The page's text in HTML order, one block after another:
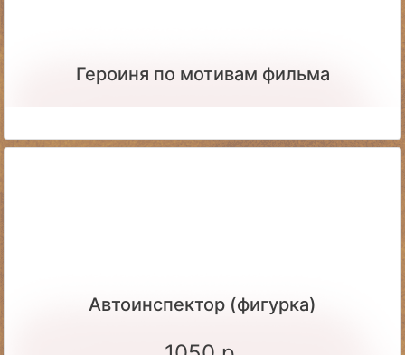
Героиня по мотивам фильма
Автоинспектор (фигурка)